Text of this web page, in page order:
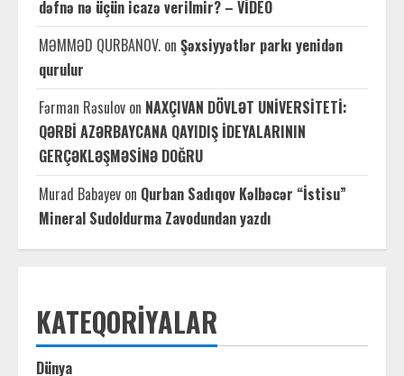
dəfnə nə üçün icazə verilmir? – VİDEO
MƏMMƏD QURBANOV. on Şəxsiyyətlər parkı yenidən
qurulur
Fərman Rəsulov on NAXÇIVAN DÖVLƏT UNİVERSİTETİ:
QƏRBİ AZƏRBAYCANA QAYIDIŞ İDEYALARININ
GERÇƏKLƏŞMƏSİNƏ DOĞRU
Murad Babayev on Qurban Sadıqov Kəlbəcər “İstisu”
Mineral Sudoldurma Zavodundan yazdı
KATEQORIYALAR
Dünya